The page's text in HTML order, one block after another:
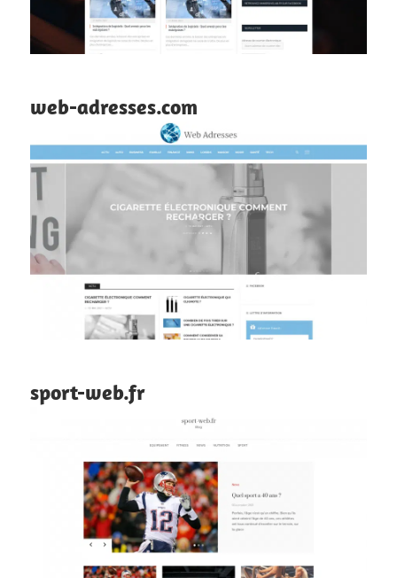
web-adresses.com
sport-web.fr